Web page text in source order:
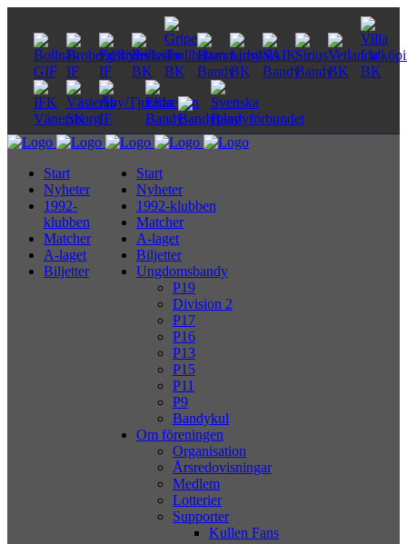
Start
Nyheter
1992-klubben
Matcher
A-laget
Biljetter
Ungdomsbandy
P19
Division 2
P17
P16
P13
P15
P11
P9
Bandykul
Om föreningen
Organisation
Årsredovisningar
Medlem
Lotterier
Supporter
Kullen Fans
Start
Nyheter
1992-
klubben
Matcher
A-laget
Biljetter